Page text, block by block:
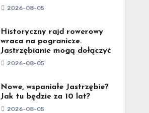
2026-08-05
Historyczny rajd rowerowy
wraca na pogranicze.
Jastrzębianie mogą dołączyć
2026-08-05
Nowe, wspaniałe Jastrzębie?
Jak tu będzie za 10 lat?
2026-08-05